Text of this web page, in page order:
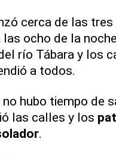
cerca de las
ocho de la
río Tábara y los
a todos.
hubo tiempo de
las calles y los
.